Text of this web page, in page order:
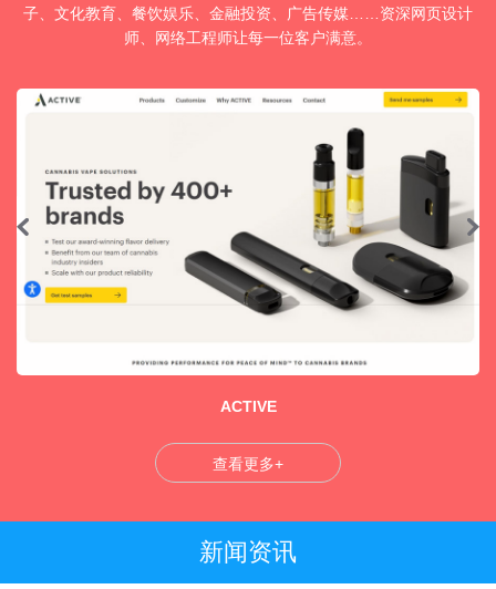
子、文化教育、餐饮娱乐、金融投资、广告传媒……资深网页设计
师、网络工程师让每一位客户满意。
ACTIVE
查看更多+
新闻资讯